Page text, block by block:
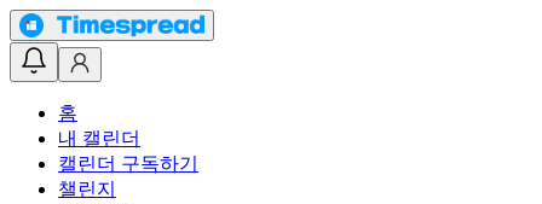
홈
내 캘린더
캘린더 구독하기
챌린지